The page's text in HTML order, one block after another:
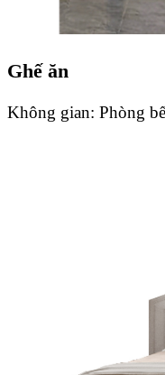
Ghế ăn
Không gian: Phòng